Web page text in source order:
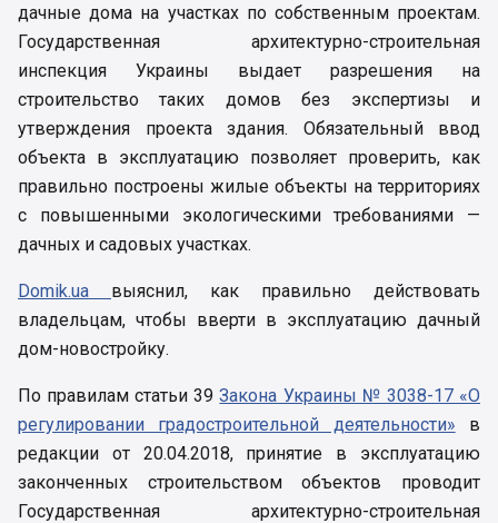
дачные дома на участках по собственным проектам.
Государственная архитектурно-строительная
инспекция Украины выдает разрешения на
строительство таких домов без экспертизы и
утверждения проекта здания. Обязательный ввод
объекта в эксплуатацию позволяет проверить, как
правильно построены жилые объекты на территориях
с повышенными экологическими требованиями —
дачных и садовых участках.
Domik.ua выяснил, как правильно действовать
владельцам, чтобы вверти в эксплуатацию дачный
дом-новостройку.
По правилам статьи 39Закона Украины № 3038-17 «О
регулировании градостроительной деятельности» в
редакции от 20.04.2018, принятие в эксплуатацию
законченных строительством объектов проводит
Государственная архитектурно-строительная